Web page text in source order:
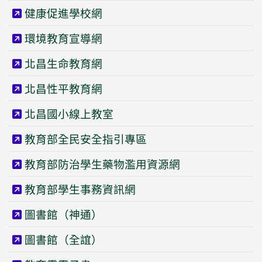
健康促進學校網
環境教育宣導網
北昌生命教育網
北昌性平教育網
北昌國小線上教室
教育部全民安全指引專區
教育部防治學生藥物濫用資源網
教育部學生事務資訊網
圖書館（神通）
圖書館（全誼）